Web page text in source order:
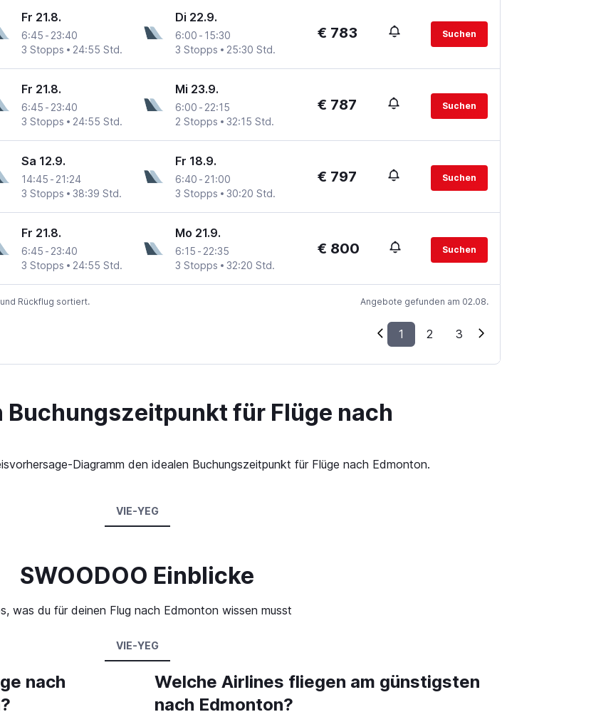
Fr 21.8.
6:45 - 23:40
3 Stopps
24:55 Std.
Di 22.9.
6:00 - 15:30
3 Stopps
25:30 Std.
€ 783 Suchen
Fr 21.8.
6:45 - 23:40
3 Stopps
24:55 Std.
Mi 23.9.
6:00 - 22:15
2 Stopps
32:15 Std.
€ 787 Suchen
Sa 12.9.
14:45 - 21:24
3 Stopps
38:39 Std.
Fr 18.9.
6:40 - 21:00
3 Stopps
30:20 Std.
€ 797 Suchen
Fr 21.8.
6:45 - 23:40
3 Stopps
24:55 Std.
Mo 21.9.
6:15 - 22:35
3 Stopps
32:20 Std.
€ 800 Suchen
Rückflug sortiert. Angebote gefunden am 02.08.
1 2 3
Buchungszeitpunkt für Flüge nach
Diagramm den idealen Buchungszeitpunkt für Flüge nach Edmonton.
VIE-YEG
SWOODOO Einblicke
was du für deinen Flug nach Edmonton wissen musst
VIE-YEG
nach
Welche Airlines fliegen am günstigsten
nach Edmonton?